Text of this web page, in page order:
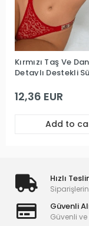
Kırmızı Taş Ve
Detaylı Destekli
12,36 EUR
Add to
Hızlı
Güvenli
Güvenli